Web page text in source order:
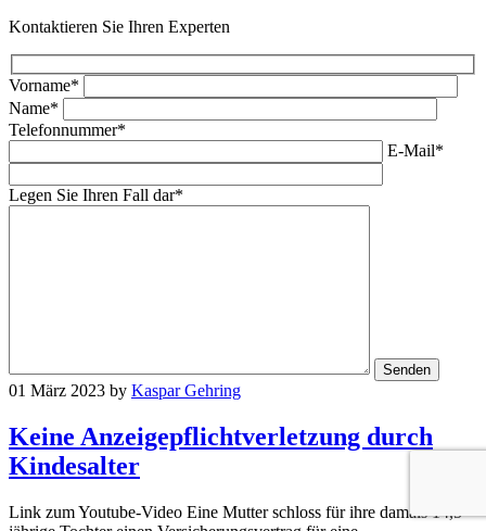
Kontaktieren Sie Ihren Experten
Vorname*
Name*
Telefonnummer*
E-Mail*
Legen Sie Ihren Fall dar*
01 März 2023 by Kaspar Gehring
Keine Anzeigepflichtverletzung durch
Kindesalter
Link zum Youtube-Video Eine Mutter schloss für ihre damals 14,5-